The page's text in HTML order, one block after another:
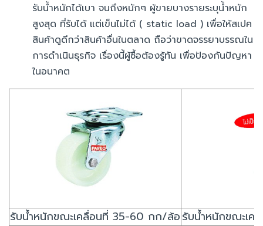
รับน้ำหนักได้เบา จนถึงหนักๆ ผู้ขายบางรายระบุน้ำหนัก
สูงสุด ที่รับได้ แต่เข็นไม่ได้ ( static load ) เพื่อให้สเปค
สินค้าดูดีกว่าสินค้าอื่นในตลาด ถือว่าขาดจรรยาบรรณใน
การดำเนินธุรกิจ เรื่องนี้ผู้ซื้อต้องรู้ทัน เพื่อป้องกันปัญหา
ในอนาคต
รับน้ำหนักขณะเคลื่อนที่ 35-60 กก/ล้อรับน้ำหนักขณะเ